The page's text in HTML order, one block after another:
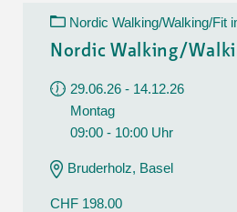
Nordic Walking/Walking/Fit
Nordic Walking/
29.06.26 - 14.12.26
Montag
09:00 - 10:00 Uhr
Bruderholz, Basel
CHF 198.00